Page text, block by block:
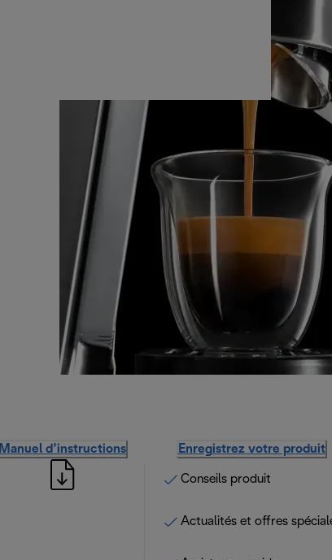
Manuel d’instructions Enregistrez votre produit
Conseils produit
Actualités et offres